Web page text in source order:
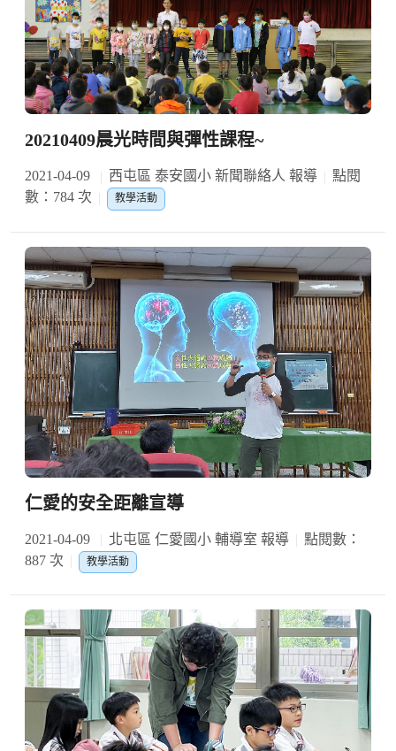
20210409晨光時間與彈性課程~
2021-04-09 西屯區 泰安國小 新聞聯絡人 報導
點閱
數：784 次
教學活動
仁愛的安全距離宣導
2021-04-09 北屯區 仁愛國小 輔導室 報導
點閱數：
887 次
教學活動